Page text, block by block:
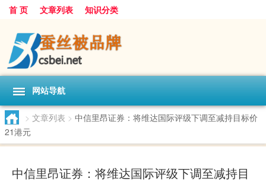
首 页 文章列表 知识分类
网站导航
> 文章列表 > 中信里昂证券：将维达国际评级下调至减持目标价
21港元
中信里昂证券：将维达国际评级下调至减持目